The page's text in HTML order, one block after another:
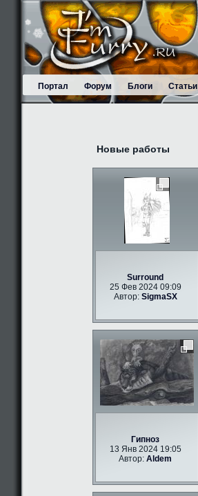
Портал Форум Блоги Статьи
Новые работы
Surround
25 Фев 2024 09:09
Автор: SigmaSX
Гипноз
13 Янв 2024 19:05
Автор:Aldem